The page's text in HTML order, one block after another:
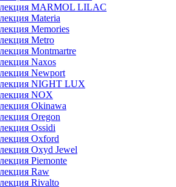
MARMOL LILAC
Materia
Memories
Metro
Montmartre
Naxos
Newport
NIGHT LUX
NOX
Okinawa
Oregon
Ossidi
Oxford
Oxyd Jewel
Piemonte
Raw
Rivalto